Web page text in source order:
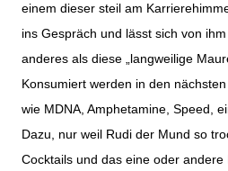
einem dieser steil am
ins Gespräch und lässt sich von
anderes als diese „langweilige
Konsumiert werden in den
wie MDNA, Amphetamine, Speed,
Dazu, nur weil Rudi der Mund so
Cocktails und das eine oder andere